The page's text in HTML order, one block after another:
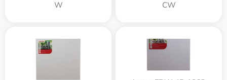
W
CW